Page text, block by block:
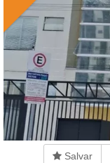
Salvar